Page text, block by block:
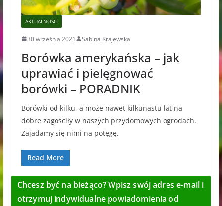
AKTUALNOŚCI
30 września 2021 Sabina Krajewska
Borówka amerykańska – jak
uprawiać i pielęgnować
borówki – PORADNIK
Borówki od kilku, a może nawet kilkunastu lat na
dobre zagościły w naszych przydomowych ogrodach.
Zajadamy się nimi na potęgę.
Read More
Chcesz być na bieżąco? Wpisz swój adres e-mail i
otrzymuj indywidualne powiadomienia od